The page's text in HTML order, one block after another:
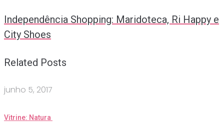
Independência Shopping: Maridoteca, Ri Happy e
City Shoes
Related Posts
junho 5, 2017
Vitrine: Natura